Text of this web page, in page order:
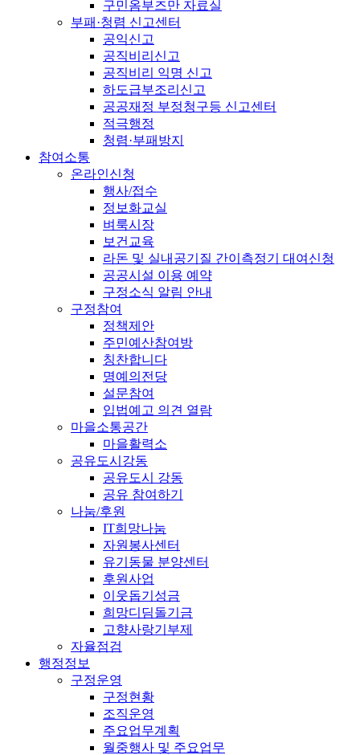
구민옴부즈만 자료실
부패·청렴 신고센터
공익신고
공직비리신고
공직비리 익명 신고
하도급부조리신고
공공재정 부정청구등 신고센터
적극행정
청렴·부패방지
참여소통
온라인신청
행사/접수
정보화교실
벼룩시장
보건교육
라돈 및 실내공기질 간이측정기 대여신청
공공시설 이용 예약
구정소식 알림 안내
구정참여
정책제안
주민예산참여방
칭찬합니다
명예의전당
설문참여
입법예고 의견 열람
마을소통공간
마을활력소
공유도시강동
공유도시 강동
공유 참여하기
나눔/후원
IT희망나눔
자원봉사센터
유기동물 분양센터
후원사업
이웃돕기성금
희망디딤돌기금
고향사랑기부제
자율점검
행정정보
구정운영
구정현황
조직운영
주요업무계획
월중행사 및 주요업무